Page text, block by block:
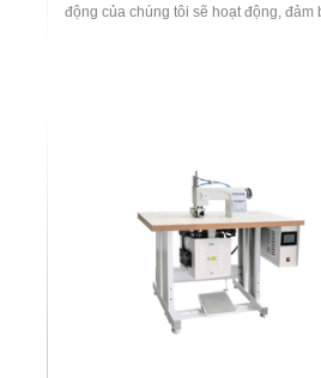
động của chúng tôi sẽ hoạt động, đảm